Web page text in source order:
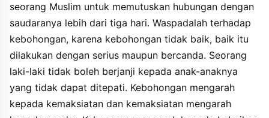
seorang Muslim untuk memutuskan hubungan dengan
saudaranya lebih dari tiga hari. Waspadalah terhadap
kebohongan, karena kebohongan tidak baik, baik itu
dilakukan dengan serius maupun bercanda. Seorang
laki-laki tidak boleh berjanji kepada anak-anaknya
yang tidak dapat ditepati. Kebohongan mengarah
kepada kemaksiatan dan kemaksiatan mengarah